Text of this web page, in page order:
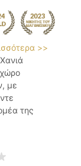
>>
με
της